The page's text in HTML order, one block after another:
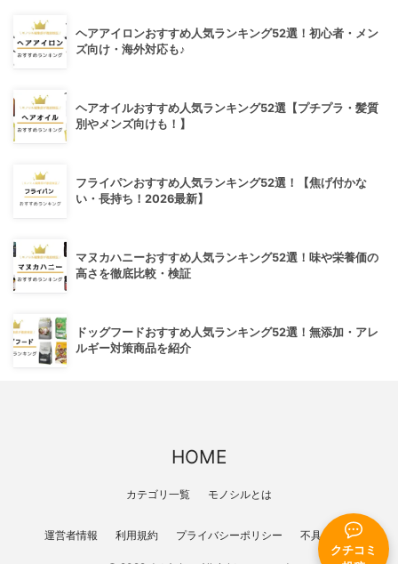
クチコミ
ヘアアイロンおすすめ人気ランキング52選！初心者・メン
ズ向け・海外対応も♪
ヘアオイルおすすめ人気ランキング52選【プチプラ・髪質
別やメンズ向けも！】
フライパンおすすめ人気ランキング52選！【焦げ付かな
い・長持ち！2026最新】
マヌカハニーおすすめ人気ランキング52選！味や栄養価の
高さを徹底比較・検証
ドッグフードおすすめ人気ランキング52選！無添加・アレ
ルギー対策商品を紹介
HOME
カテゴリ一覧 モノシルとは
運営者情報 利用規約 プライバシーポリシー 不具合報告